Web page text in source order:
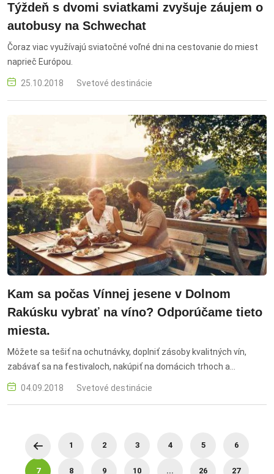
Týždeň s dvomi sviatkami zvyšuje záujem o
autobusy na Schwechat
Čoraz viac využívajú sviatočné voľné dni na cestovanie do miest
naprieč Európou.
25.10.2018 Svetové destinácie
Kam sa počas Vínnej jesene v Dolnom
Rakúsku vybrať na víno? Odporúčame tieto
miesta.
Môžete sa tešiť na ochutnávky, doplniť zásoby kvalitných vín,
zabávať sa na festivaloch, nakúpiť na domácich trhoch a
poprechádzať sa po krásnych viniciach.
04.09.2018 Svetové destinácie
1 2 3 4 5 6
7 8 9 10 ... 26 27